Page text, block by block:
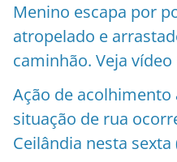
Menino escapa por
atropelado e
caminhão. Veja vídeo
Ação de acolhimento
situação de rua
Ceilândia nesta sexta